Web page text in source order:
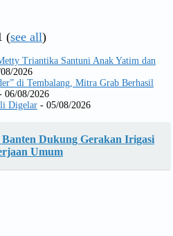
(see all)
Triantika Santuni Anak Yatim dan
2026
di Tembalang, Mitra Grab Berhasil
06/08/2026
Digelar - 05/08/2026
Banten Dukung Gerakan Irigasi
Umum